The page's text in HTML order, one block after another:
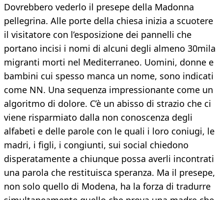
Dovrebbero vederlo il presepe della Madonna
pellegrina. Alle porte della chiesa inizia a scuotere
il visitatore con l’esposizione dei pannelli che
portano incisi i nomi di alcuni degli almeno 30mila
migranti morti nel Mediterraneo. Uomini, donne e
bambini cui spesso manca un nome, sono indicati
come NN. Una sequenza impressionante come un
algoritmo di dolore. C’è un abisso di strazio che ci
viene risparmiato dalla non conoscenza degli
alfabeti e delle parole con le quali i loro coniugi, le
madri, i figli, i congiunti, sui social chiedono
disperatamente a chiunque possa averli incontrati
una parola che restituisca speranza. Ma il presepe,
non solo quello di Modena, ha la forza di tradurre